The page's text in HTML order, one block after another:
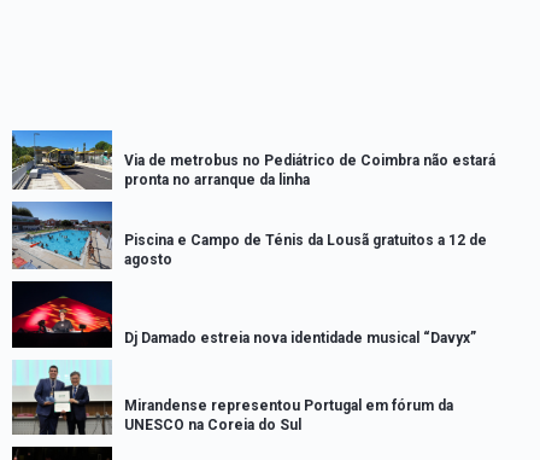
Via de metrobus no Pediátrico de Coimbra não estará
pronta no arranque da linha
Piscina e Campo de Ténis da Lousã gratuitos a 12 de
agosto
Dj Damado estreia nova identidade musical “Davyx”
Mirandense representou Portugal em fórum da
UNESCO na Coreia do Sul